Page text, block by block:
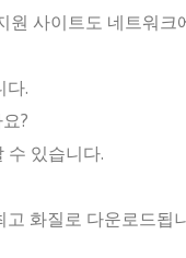
사이트도 네트워
다.
?
수 있습니다.
화질로 다운로드됩